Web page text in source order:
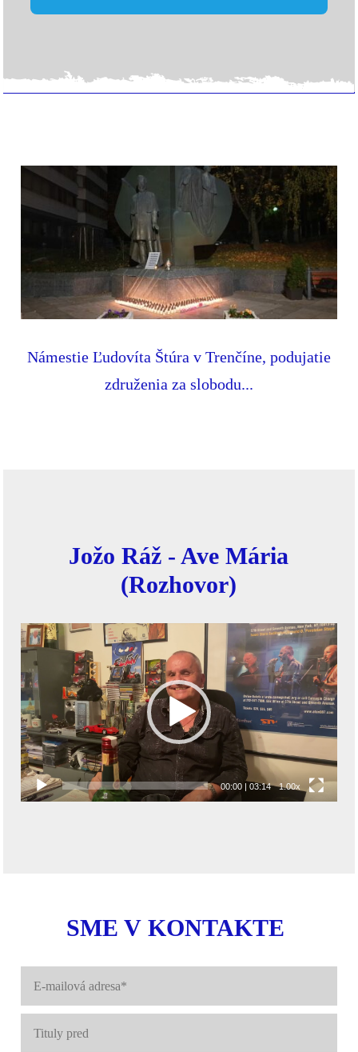
Námestie Ľudovíta Štúra v Trenčíne, podujatie
združenia za slobodu...
Jožo Ráž - Ave Mária
(Rozhovor)
Video
prehrávač
00:00| 03:14 1.00x
SME V KONTAKTE